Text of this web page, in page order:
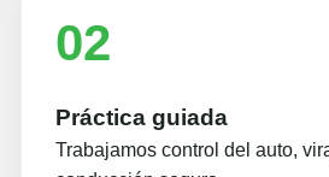
02
Práctica guiada
Trabajamos control del auto,